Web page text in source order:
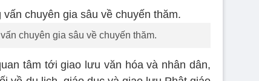
chuyên gia sâu về chuyến thăm.
tâm tới giao lưu văn hóa và nhân dân,